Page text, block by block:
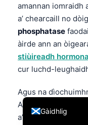
amannan iomraidh
a’ chearcaill no
phosphatase
àirde ann an
stiùireadh
cur luchd-
Agus na
Ann am mòran
a’ sealltainn na
Gàidhlig
English
العربية
Français
עִבְרִית
Italiano